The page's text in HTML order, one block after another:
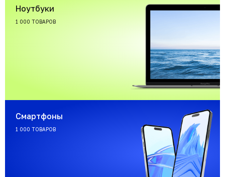
Ноутбуки
1 000 ТОВАРОВ
Смартфоны
1 000 ТОВАРОВ